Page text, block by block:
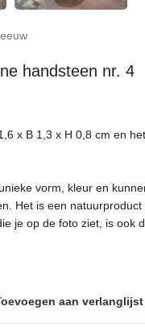
handsteen nr. 4
x B 1,3 x H 0,8 cm en
vorm, kleur en
Het is een
je op de foto ziet, is ook
aan verlanglijst